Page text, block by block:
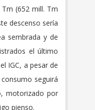
(652 mill. Tm
descenso sería
sembrada y de
el último
IGC, a pesar de
seguirá
motorizado por
pienso.